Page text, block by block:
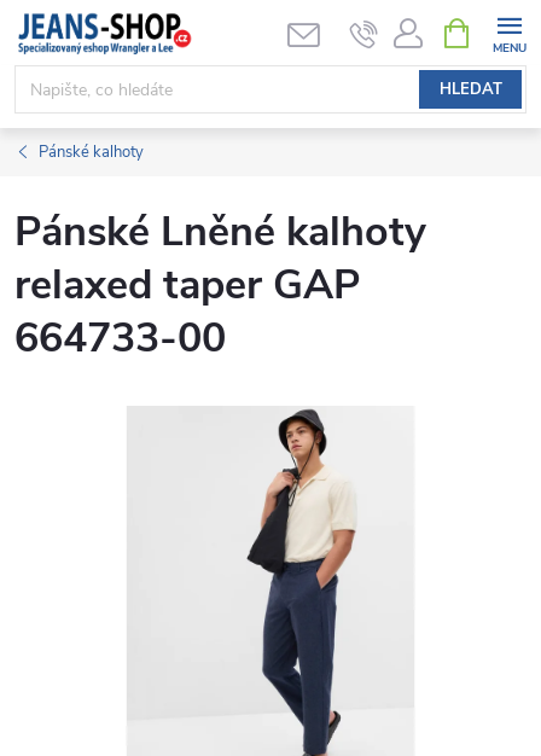
Přejít
obsah
HLEDAT
NÁKUPNÍ
KOŠÍK
Pánské kalhoty
Pánské Lněné kalhoty
relaxed taper GAP
664733-00